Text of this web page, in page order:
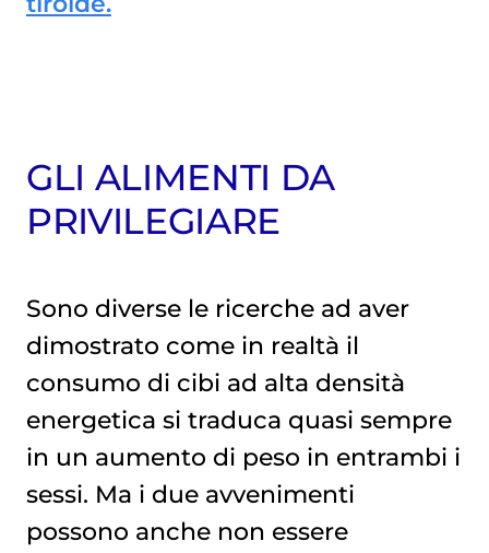
GLI ALIMENTI DA
PRIVILEGIARE
Sono diverse le ricerche ad aver
dimostrato come in realtà il
consumo di cibi ad alta densità
energetica si traduca quasi sempre
in un aumento di peso in entrambi i
sessi. Ma i due avvenimenti
possono anche non essere